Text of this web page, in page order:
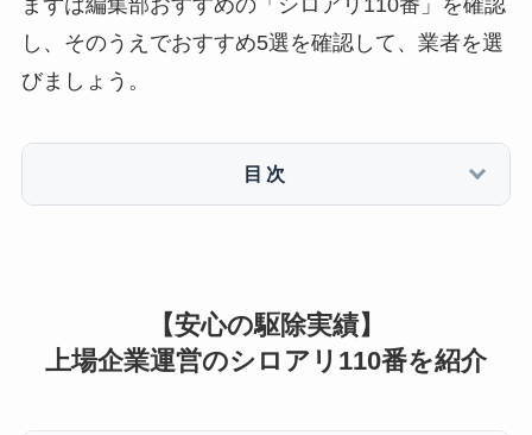
まずは編集部おすすめの「シロアリ110番」を確認
し、そのうえでおすすめ5選を確認して、業者を選
びましょう。
目次
【安心の駆除実績】
上場企業運営のシロアリ110番を紹介